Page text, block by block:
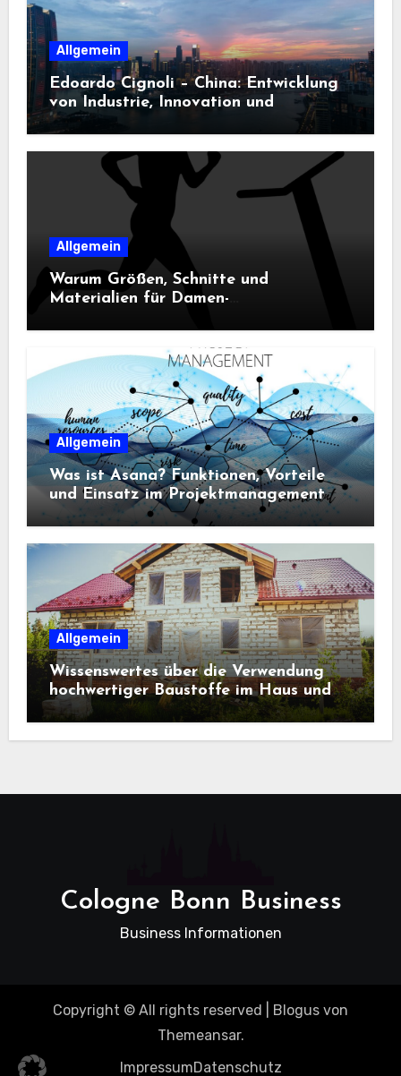
Allgemein
Edoardo Cignoli – China: Entwicklung
von Industrie, Innovation und
Technologie
Allgemein
Warum Größen, Schnitte und
Materialien für Damen-
Allgemein
Was ist Asana? Funktionen, Vorteile
und Einsatz im Projektmanagement
Allgemein
Wissenswertes über die Verwendung
hochwertiger Baustoffe im Haus und
beim Hausbau
Cologne Bonn Business
Business Informationen
Copyright © All rights reserved Blogus von
Themeansar.
ImpressumDatenschutz